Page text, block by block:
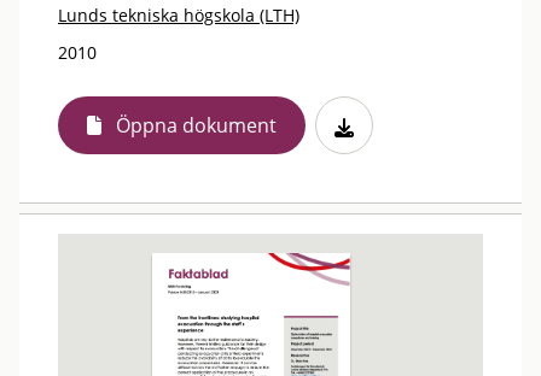
Lunds tekniska högskola (LTH)
2010
Öppna dokument